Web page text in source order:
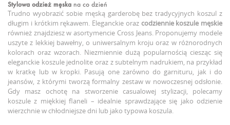
Stylowa odzież męska na co dzień
Trudno wyobrazić sobie męską garderobę bez tradycyjnych koszul z
długim i krótkim rękawem. Eleganckie oraz codziennie koszule męskie
również znajdziesz w asortymencie Cross Jeans. Proponujemy modele
uszyte z lekkiej bawełny, o uniwersalnym kroju oraz w różnorodnych
kolorach oraz wzorach. Niezmiennie dużą popularnością ciesząc się
eleganckie koszule jednolite oraz z subtelnym nadrukiem, na przykład
w kratkę lub w kropki. Pasują one zarówno do garnituru, jak i do
jeansów, z którymi tworzą formalny zestaw w nowoczesnej odsłonie.
Gdy masz ochotę na stworzenie casualowej stylizacji, polecamy
koszule z miękkiej flaneli – idealnie sprawdzające się jako odzienie
wierzchnie w chłodniejsze dni lub jako typowa koszula.